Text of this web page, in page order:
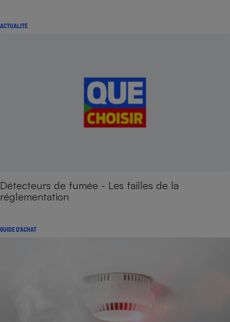
ACTUALITÉ
Détecteurs de fumée - Les failles de la
réglementation
GUIDE D'ACHAT